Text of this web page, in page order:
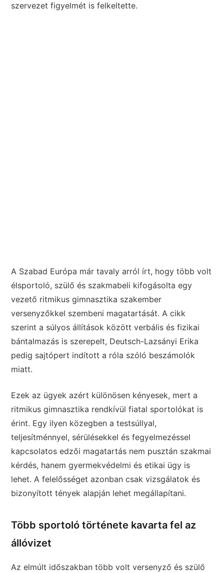
szervezet figyelmét is felkeltette.
A Szabad Európa már tavaly arról írt, hogy több volt
élsportoló, szülő és szakmabeli kifogásolta egy
vezető ritmikus gimnasztika szakember
versenyzőkkel szembeni magatartását. A cikk
szerint a súlyos állítások között verbális és fizikai
bántalmazás is szerepelt, Deutsch-Lazsányi Erika
pedig sajtópert indított a róla szóló beszámolók
miatt.
Ezek az ügyek azért különösen kényesek, mert a
ritmikus gimnasztika rendkívül fiatal sportolókat is
érint. Egy ilyen közegben a testsúllyal,
teljesítménnyel, sérülésekkel és fegyelmezéssel
kapcsolatos edzői magatartás nem pusztán szakmai
kérdés, hanem gyermekvédelmi és etikai ügy is
lehet. A felelősséget azonban csak vizsgálatok és
bizonyított tények alapján lehet megállapítani.
Több sportoló története kavarta fel az
állóvizet
Az elmúlt időszakban több volt versenyző és szülő